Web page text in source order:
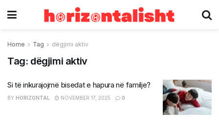
Home Tag dëgjimi aktiv
Tag: dëgjimi aktiv
Si të inkurajojmë bisedat e hapura në familje?
BY HORIZONTAL NOVEMBER 17, 2025 0